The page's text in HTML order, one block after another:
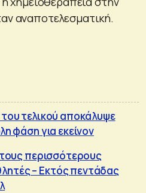
αναποτελεσματική.
τελικού αποκάλυψε
φάση για εκείνον
περισσότερους
– Εκτός πεντάδας